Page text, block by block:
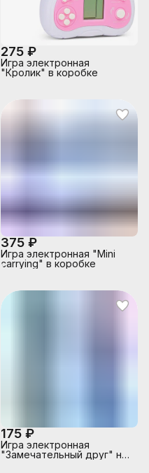
275 ₽
Игра электронная
"Кролик" в коробке
375 ₽
Игра электронная "Mini
carrying" в коробке
175 ₽
Игра электронная
"Замечательный друг" на